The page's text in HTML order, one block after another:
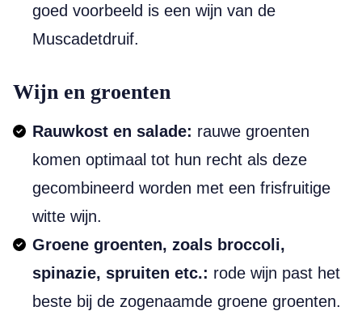
goed voorbeeld is een wijn van de
Muscadetdruif.
Wijn en groenten
Rauwkost en salade: rauwe groenten
komen optimaal tot hun recht als deze
gecombineerd worden met een frisfruitige
witte wijn.
Groene groenten, zoals broccoli,
spinazie, spruiten etc.: rode wijn past het
beste bij de zogenaamde groene groenten.